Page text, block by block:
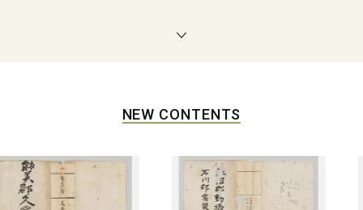
NEW CONTENTS